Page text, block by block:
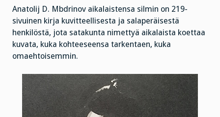
Anatolij D. Mbdrinov aikalaistensa silmin on 219-
sivuinen kirja kuvitteellisesta ja salaperäisestä
henkilöstä, jota satakunta nimettyä aikalaista koettaa
kuvata, kuka kohteeseensa tarkentaen, kuka
omaehtoisemmin.